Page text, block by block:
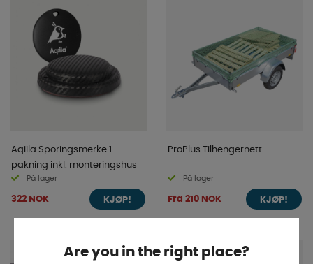
Aqiila Sporingsmerke 1-
pakning inkl. monteringshus
På lager
322 NOK KJØP!
ProPlus Tilhengernett
På lager
Fra 210 NOK KJØP!
Are you in the right place?